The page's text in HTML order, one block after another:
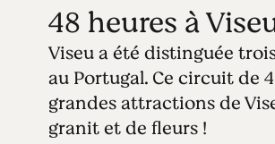
48 heures à
Viseu a été distinguée
au Portugal. Ce circuit de
grandes attractions de
granit et de fleurs !